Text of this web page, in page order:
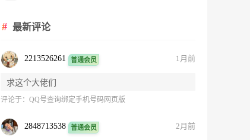
最新评论
2213526261 普通会员 1月前
求这个大佬们
评论于：QQ号查询绑定手机号码网页版
2848713538 普通会员 2月前